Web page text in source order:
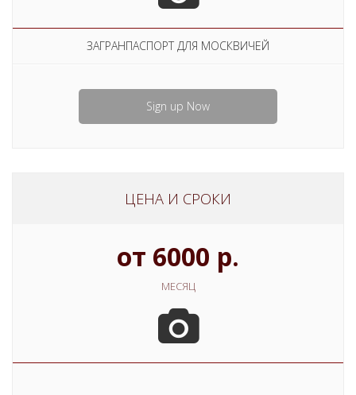
ЗАГРАНПАСПОРТ ДЛЯ МОСКВИЧЕЙ
Sign up Now
ЦЕНА И СРОКИ
от 6000 р.
МЕСЯЦ